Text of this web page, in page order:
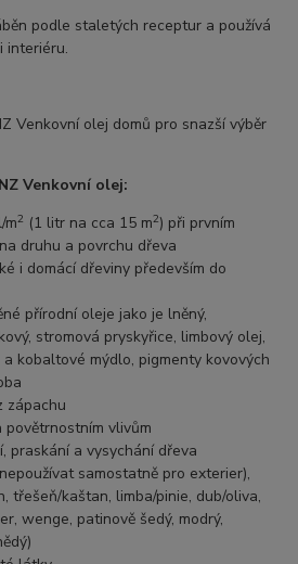
podle staletých receptur a používá
interiéru.
Venkovní olej domů pro snazší výběr
Venkovní olej:
m2 (1 litr na cca 15 m2) při prvním
druhu a povrchu dřeva
i domácí dřeviny především do
přírodní oleje jako je lněný,
stromová pryskyřice, limbový olej,
kobaltové mýdlo, pigmenty kovových
zápachu
vlivům
praskání a vysychání dřeva
samostatně pro exterier),
třešeň/kaštan, limba/pinie, dub/oliva,
wenge, patinově šedý, modrý,